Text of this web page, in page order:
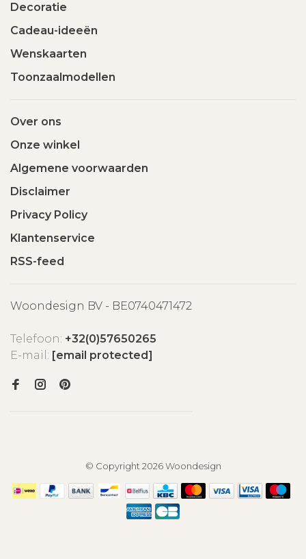
Decoratie
Cadeau-ideeën
Wenskaarten
Toonzaalmodellen
Over ons
Onze winkel
Algemene voorwaarden
Disclaimer
Privacy Policy
Klantenservice
RSS-feed
Woondesign BV - BE0740471472
Telefoon: +32(0)57650265
E-mail: [email protected]
© Copyright 2026 Woondesign